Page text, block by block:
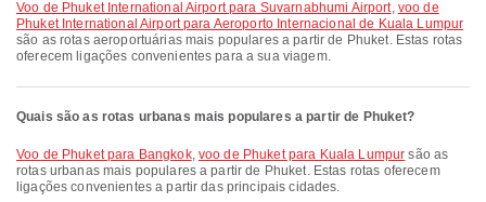
voo de Phuket International Airport para Suvarnabhumi Airport, voo de
Phuket International Airport para Aeroporto Internacional de Kuala Lumpur
são as rotas aeroportuárias mais populares a partir de Phuket. Estas rotas
oferecem ligações convenientes para a sua viagem.
Quais são as rotas urbanas mais populares a partir de Phuket?
voo de Phuket para Bangkok, voo de Phuket para Kuala Lumpur são as
rotas urbanas mais populares a partir de Phuket. Estas rotas oferecem
ligações convenientes a partir das principais cidades.